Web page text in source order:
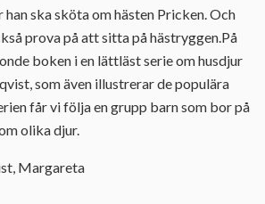
han ska sköta om hästen Pricken. Och
prova på att sitta på hästryggen.På
boken i en lättläst serie om husdjur
som även illustrerar de populära
får vi följa en grupp barn som bor på
olika djur.
Margareta